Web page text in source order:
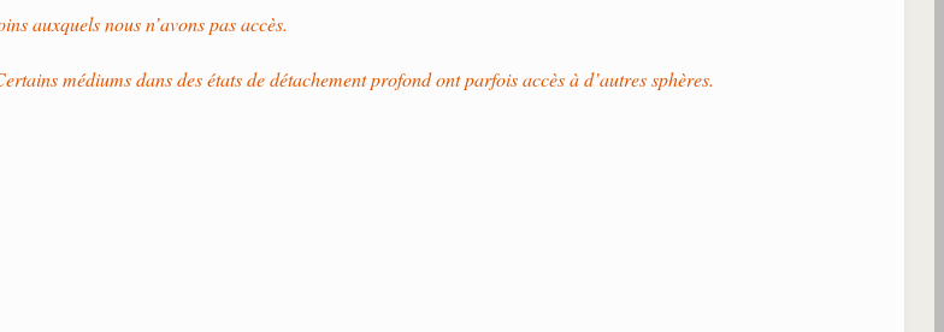
auxquels nous n’avons pas accès.
médiums dans des états de détachement profond ont parfois accès à d’autres sphères.